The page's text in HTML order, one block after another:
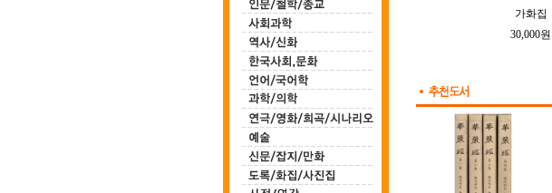
한하운시초
200,000원
정지용시집
700,000원
가화집
30,000원